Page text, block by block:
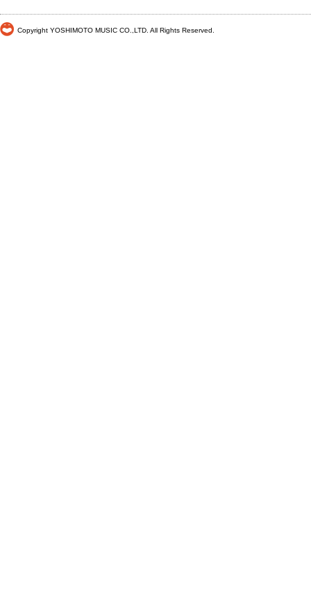
Copyright YOSHIMOTO MUSIC CO.,LTD. All Rights Reserved.